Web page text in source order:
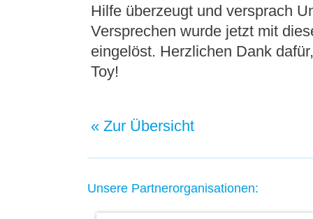
Hilfe überzeugt und versprach
Versprechen wurde jetzt mit
eingelöst. Herzlichen Dank
Toy!
« Zur Übersicht
Unsere Partnerorganisationen: